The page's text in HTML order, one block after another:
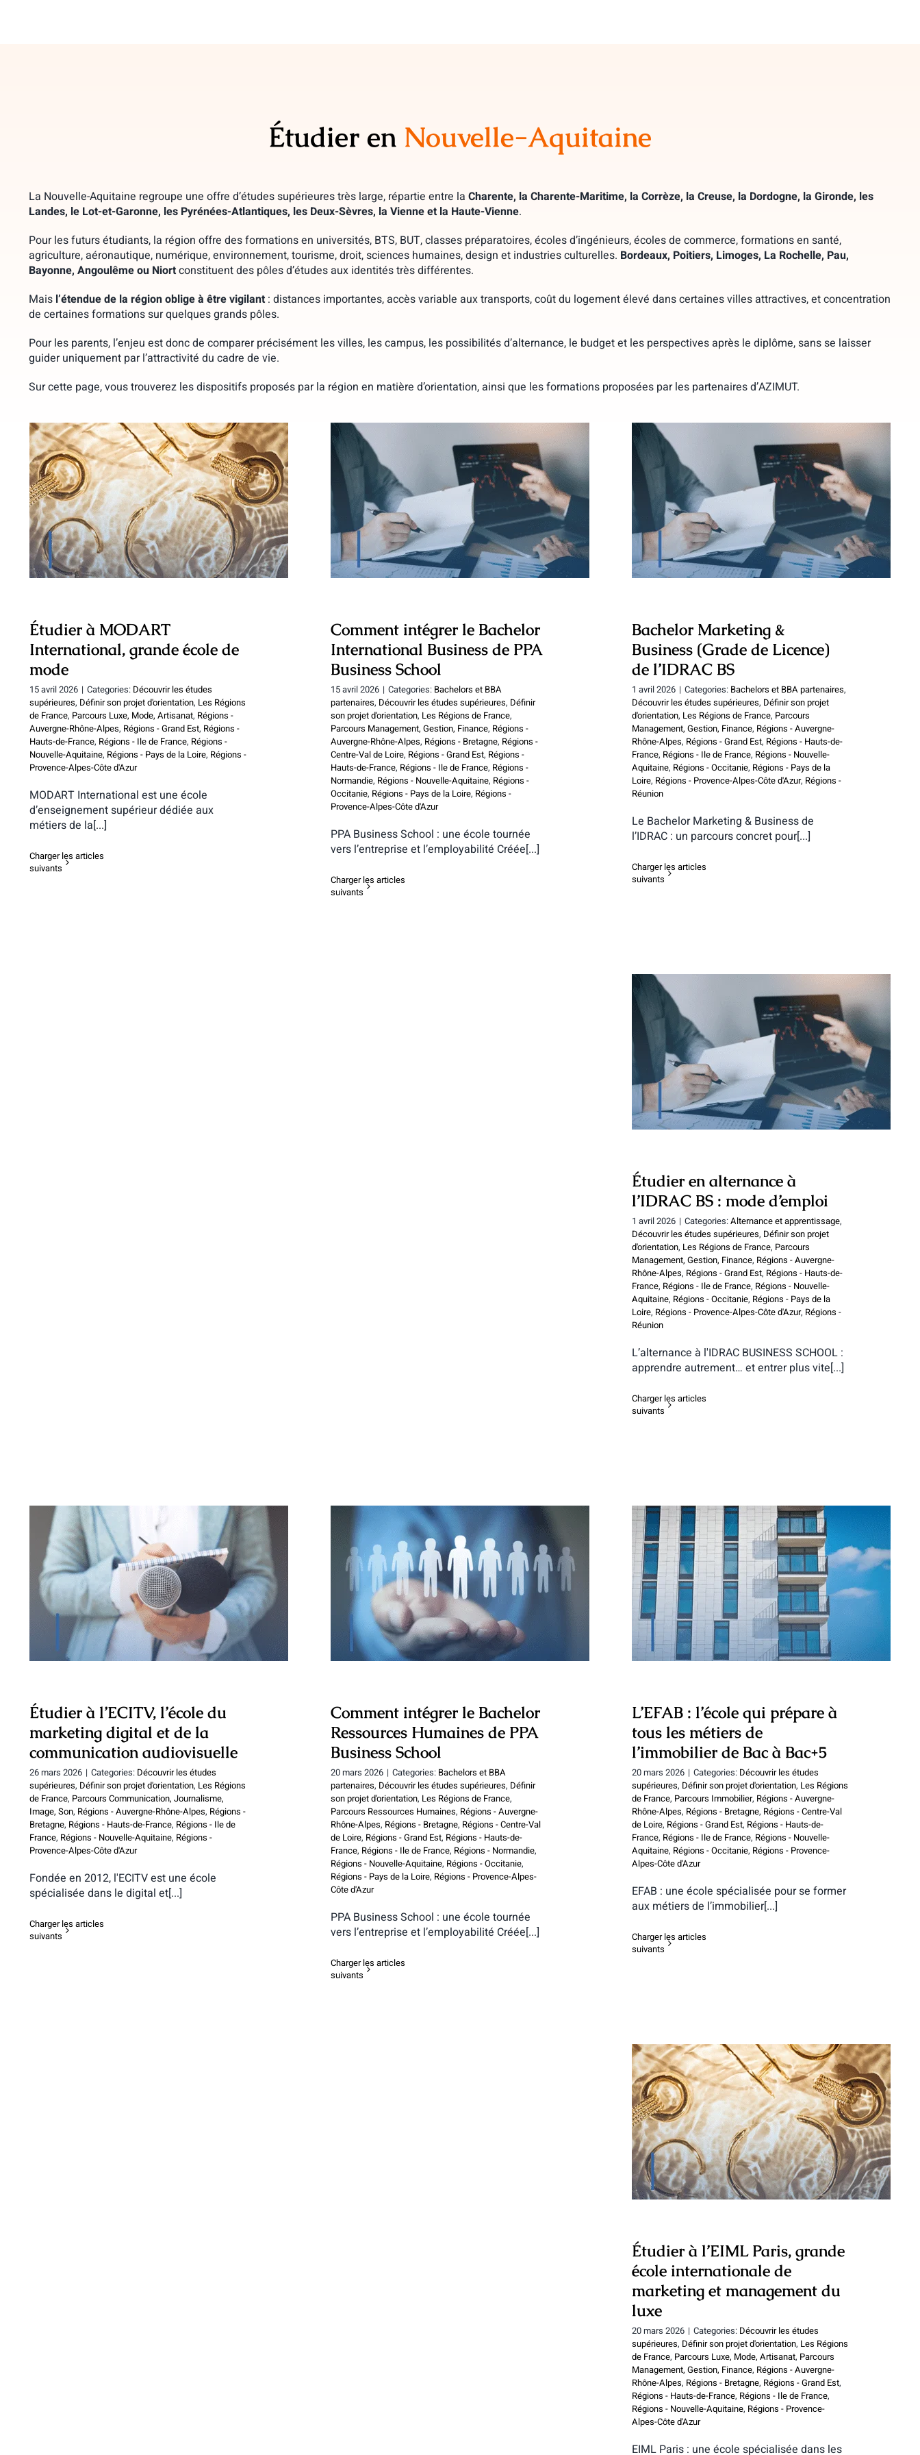
Étudier en Nouvelle-Aquitaine
La Nouvelle-Aquitaine regroupe une offre d’études supérieures très large, répartie entre la Charente, la Charente-Maritime, la Corrèze, la Creuse, la Dordogne, la Gironde, les
Landes, le Lot-et-Garonne, les Pyrénées-Atlantiques, les Deux-Sèvres, la Vienne et la Haute-Vienne.
Pour les futurs étudiants, la région offre des formations en universités, BTS, BUT, classes préparatoires, écoles d’ingénieurs, écoles de commerce, formations en santé,
agriculture, aéronautique, numérique, environnement, tourisme, droit, sciences humaines, design et industries culturelles. Bordeaux, Poitiers, Limoges, La Rochelle, Pau,
Bayonne, Angoulême ou Niortconstituent des pôles d’études aux identités très différentes.
Mais l’étendue de la région oblige à être vigilant: distances importantes, accès variable aux transports, coût du logement élevé dans certaines villes attractives, et concentration
de certaines formations sur quelques grands pôles.
Pour les parents, l’enjeu est donc de comparer précisément les villes, les campus, les possibilités d’alternance, le budget et les perspectives après le diplôme, sans se laisser
guider uniquement par l’attractivité du cadre de vie.
Sur cette page, vous trouverez les dispositifs proposés par la région en matière d’orientation, ainsi que les formations proposées par les partenaires d’AZIMUT.
Étudier à MODART International,
grande école de mode
Étudier à MODART
International, grande école de
mode
15 avril 2026 | Categories: Découvrir les études
supérieures, Définir son projet d'orientation, Les Régions
de France, Parcours Luxe, Mode, Artisanat, Régions -
Auvergne-Rhône-Alpes, Régions - Grand Est, Régions -
Hauts-de-France, Régions - Ile de France, Régions -
Nouvelle-Aquitaine, Régions - Pays de la Loire, Régions -
Provence-Alpes-Côte d'Azur
MODART International est une école
d’enseignement supérieur dédiée aux
métiers de la[...]
Charger les articles
suivants
Comment intégrer le Bachelor
International Business de PPA Business
School
Comment intégrer le Bachelor
International Business de PPA
Business School
15 avril 2026 | Categories: Bachelors et BBA
partenaires, Découvrir les études supérieures, Définir
son projet d'orientation, Les Régions de France,
Parcours Management, Gestion, Finance, Régions -
Auvergne-Rhône-Alpes, Régions - Bretagne, Régions -
Centre-Val de Loire, Régions - Grand Est, Régions -
Hauts-de-France, Régions - Ile de France, Régions -
Normandie, Régions - Nouvelle-Aquitaine, Régions -
Occitanie, Régions - Pays de la Loire, Régions -
Provence-Alpes-Côte d'Azur
PPA Business School : une école tournée
vers l’entreprise et l’employabilité Créée[...]
Charger les articles
suivants
Bachelor Marketing & Business (Grade
de Licence) de l’IDRAC BS
Bachelor Marketing &
Business (Grade de Licence)
de l’IDRAC BS
1 avril 2026 | Categories: Bachelors et BBA partenaires,
Découvrir les études supérieures, Définir son projet
d'orientation, Les Régions de France, Parcours
Management, Gestion, Finance, Régions - Auvergne-
Rhône-Alpes, Régions - Grand Est, Régions - Hauts-de-
France, Régions - Ile de France, Régions - Nouvelle-
Aquitaine, Régions - Occitanie, Régions - Pays de la
Loire, Régions - Provence-Alpes-Côte d'Azur, Régions -
Réunion
Le Bachelor Marketing & Business de
l’IDRAC : un parcours concret pour[...]
Charger les articles
suivants
Étudier en alternance à l’IDRAC BS :
mode d’emploi
Étudier en alternance à
l’IDRAC BS : mode d’emploi
1 avril 2026 | Categories:Alternance et apprentissage,
Découvrir les études supérieures, Définir son projet
d'orientation, Les Régions de France, Parcours
Management, Gestion, Finance, Régions - Auvergne-
Rhône-Alpes, Régions - Grand Est, Régions - Hauts-de-
France, Régions - Ile de France, Régions - Nouvelle-
Aquitaine, Régions - Occitanie, Régions - Pays de la
Loire, Régions - Provence-Alpes-Côte d'Azur, Régions -
Réunion
L’alternance à l'IDRAC BUSINESS SCHOOL :
apprendre autrement… et entrer plus vite[...]
Charger les articles
suivants
Étudier à l’ECITV, l’école du marketing
digital et de la communication
audiovisuelle
Étudier à l’ECITV, l’école du
marketing digital et de la
communication audiovisuelle
26 mars 2026 | Categories: Découvrir les études
supérieures, Définir son projet d'orientation, Les Régions
de France, Parcours Communication, Journalisme,
Image, Son, Régions - Auvergne-Rhône-Alpes, Régions -
Bretagne, Régions - Hauts-de-France, Régions - Ile de
France, Régions - Nouvelle-Aquitaine, Régions -
Provence-Alpes-Côte d'Azur
Fondée en 2012, l'ECITV est une école
spécialisée dans le digital et[...]
Charger les articles
suivants
Comment intégrer le Bachelor
Ressources Humaines de PPA Business
School
Comment intégrer le Bachelor
Ressources Humaines de PPA
Business School
20 mars 2026 | Categories: Bachelors et BBA
partenaires, Découvrir les études supérieures, Définir
son projet d'orientation, Les Régions de France,
Parcours Ressources Humaines, Régions - Auvergne-
Rhône-Alpes, Régions - Bretagne, Régions - Centre-Val
de Loire, Régions - Grand Est, Régions - Hauts-de-
France, Régions - Ile de France, Régions - Normandie,
Régions - Nouvelle-Aquitaine, Régions - Occitanie,
Régions - Pays de la Loire, Régions - Provence-Alpes-
Côte d'Azur
PPA Business School : une école tournée
vers l’entreprise et l’employabilité Créée[...]
Charger les articles
suivants
L’EFAB : l’école qui prépare à tous les
métiers de l’immobilier de Bac à Bac+5
L’EFAB : l’école qui prépare à
tous les métiers de
l’immobilier de Bac à Bac+5
20 mars 2026 | Categories: Découvrir les études
supérieures, Définir son projet d'orientation, Les Régions
de France, Parcours Immobilier, Régions - Auvergne-
Rhône-Alpes, Régions - Bretagne, Régions - Centre-Val
de Loire, Régions - Grand Est, Régions - Hauts-de-
France, Régions - Ile de France, Régions - Nouvelle-
Aquitaine, Régions - Occitanie, Régions - Provence-
Alpes-Côte d'Azur
EFAB : une école spécialisée pour se former
aux métiers de l’immobilier[...]
Charger les articles
suivants
Étudier à l’EIML Paris, grande école
internationale de marketing et
management du luxe
Étudier à l’EIML Paris, grande
école internationale de
marketing et management du
luxe
20 mars 2026 | Categories: Découvrir les études
supérieures, Définir son projet d'orientation, Les Régions
de France, Parcours Luxe, Mode, Artisanat, Parcours
Management, Gestion, Finance, Régions - Auvergne-
Rhône-Alpes, Régions - Bretagne, Régions - Grand Est,
Régions - Hauts-de-France, Régions - Ile de France,
Régions - Nouvelle-Aquitaine, Régions - Provence-
Alpes-Côte d'Azur
EIML Paris : une école spécialisée dans les